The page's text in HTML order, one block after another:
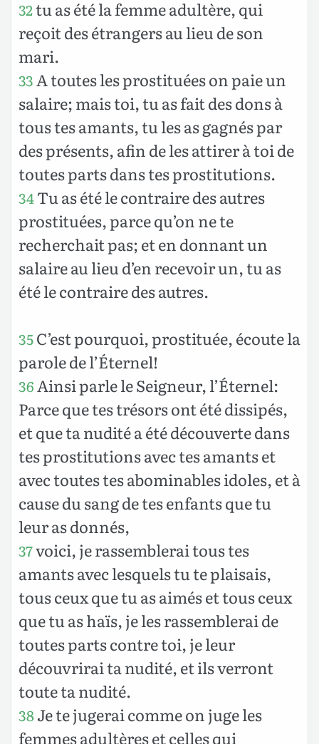
32tu as été la femme adultère, qui
reçoit des étrangers au lieu de son
mari.
33A toutes les prostituées on paie un
salaire; mais toi, tu as fait des dons à
tous tes amants, tu les as gagnés par
des présents, afin de les attirer à toi de
toutes parts dans tes prostitutions.
34Tu as été le contraire des autres
prostituées, parce qu’on ne te
recherchait pas; et en donnant un
salaire au lieu d’en recevoir un, tu as
été le contraire des autres.
35C’est pourquoi, prostituée, écoute la
parole de l’Éternel!
36Ainsi parle le Seigneur, l’Éternel:
Parce que tes trésors ont été dissipés,
et que ta nudité a été découverte dans
tes prostitutions avec tes amants et
avec toutes tes abominables idoles, et à
cause du sang de tes enfants que tu
leur as donnés,
37voici, je rassemblerai tous tes
amants avec lesquels tu te plaisais,
tous ceux que tu as aimés et tous ceux
que tu as haïs, je les rassemblerai de
toutes parts contre toi, je leur
découvrirai ta nudité, et ils verront
toute ta nudité.
38Je te jugerai comme on juge les
femmes adultères et celles qui